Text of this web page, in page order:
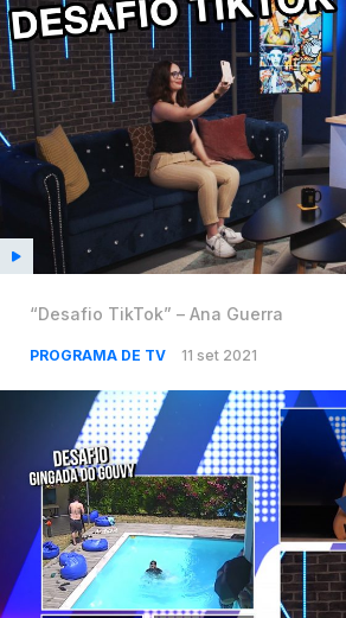
“Desafio TikTok” – Ana Guerra
PROGRAMA DE TV 11 set 2021